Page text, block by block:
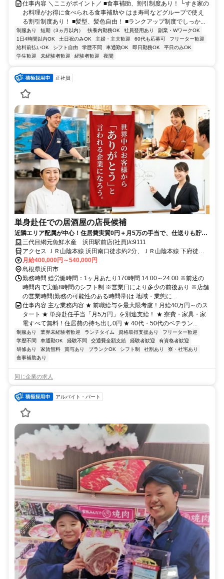
仕事内容 ＼ここがポイント／ ■食事補助、割引制度あり！ └すき家の
お料理がお得に食べられる食事補助や はま寿司などグループで使え
る割引制度あり！ ■髪型、髪色自由！ ■ランクアップ制度でしっか...
制服あり 短期（3ヵ月以内） 扶養内勤務OK 社員登用あり
副業・WワークOK
1日4時間以内OK
土日祝のみOK 主婦・主夫歓迎 60代も応募可
フリーター歓迎
給料前払いOK
シフト自由 学歴不問 車通勤OK 即日勤務OK
平日のみOK
学生歓迎
未経験者歓迎 経験者歓迎 夜間
正社員
単身赴任での居酒屋の店長候補
近隣エリア配属が中心！住居費実質0円＋月5万の手当で、仕送りも貯金
も最大化。寮費無料で「稼いだ分がそのまま残る」ベテランのための再
出発。70歳まで働ける安定基盤
三代目網元魚鮮水産 浜田駅前店(社員)/c9111
アクセス ＪＲ山陰本線 浜田南口徒歩約2分、ＪＲ山陰本線 下府徒歩
約51分、ＪＲ山陰本線 西浜田徒歩約70分 浜田駅より徒歩2分 ★車通
勤可/駐車場有
月給400,000円～540,000円
島根県浜田市
勤務時間 総労働時間：1ヶ月あたり170時間 14:00～24:00 ※前述の
時間内で実働8時間のシフト制 ※営業日により多少の前後あり ※店舗
の営業時間(勤務の可能性のある時間帯)は 地域・業態に...
仕事内容 主な業務内容 ★ 前職給与を最大限考慮！月給40万円～のス
タート ★ 単身赴任手当「月5万円」を別途支給！ ★ 寮費・家具・家
電すべて無料！住居費の持ち出し0円 ★ 40代・50代のベテラン...
制服あり 業界未経験者歓迎 ランチタイム 資格取得支援あり
フリーター歓迎
学歴不問
車通勤OK 経験不問 交通費全額支給 経験者歓迎
有資格者歓迎
研修あり
家賃無料 賞与あり ブランクOK シフト制 社割あり
寮・社宅あり
食事補助あり
同じ企業の求人
アルバイト・パート